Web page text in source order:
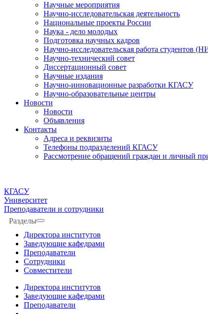
Научные мероприятия
Научно-исследовательская деятельность
Национальные проекты России
Наука - дело молодых
Подготовка научных кадров
Научно-исследовательская работа студентов
Научно-технический совет
Диссертационный совет
Научные издания
Научно-инновационные разработки КГАСУ
Научно-образовательные центры
Новости
Новости
Объявления
Контакты
Адреса и реквизиты
Телефоны подразделений КГАСУ
Рассмотрение обращений граждан и личный
КГАСУ
Университет
Преподаватели и сотрудники
Разделы
Директора институтов
Заведующие кафедрами
Преподаватели
Сотрудники
Совместители
Директора институтов
Заведующие кафедрами
Преподаватели